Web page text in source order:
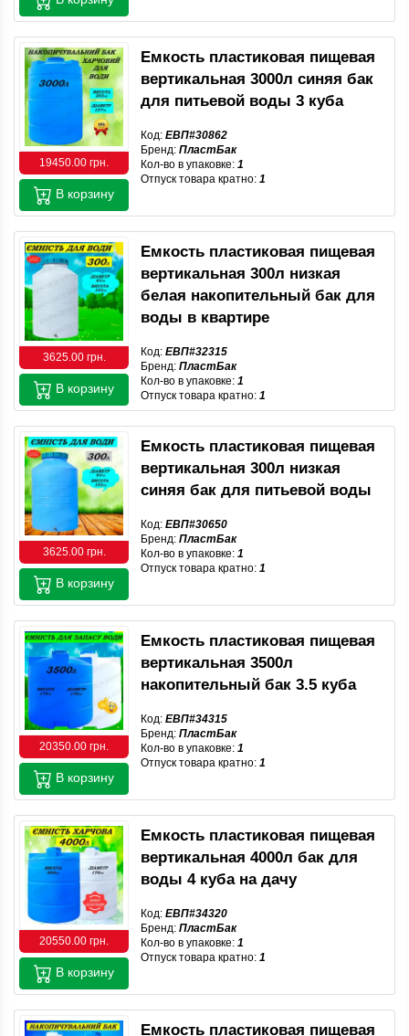
19450.00 грн.
Емкость пластиковая пищевая
вертикальная 3000л синяя бак
для питьевой воды 3 куба
Код: ЕВП#30862
Бренд: ПластБак
Кол-во в упаковке: 1
Отпуск товара кратно: 1
В корзину
3625.00 грн.
Емкость пластиковая пищевая
вертикальная 300л низкая
белая накопительный бак для
воды в квартире
Код: ЕВП#32315
Бренд: ПластБак
Кол-во в упаковке: 1
Отпуск товара кратно: 1
В корзину
3625.00 грн.
Емкость пластиковая пищевая
вертикальная 300л низкая
синяя бак для питьевой воды
Код: ЕВП#30650
Бренд: ПластБак
Кол-во в упаковке: 1
Отпуск товара кратно: 1
В корзину
20350.00 грн.
Емкость пластиковая пищевая
вертикальная 3500л
накопительный бак 3.5 куба
Код: ЕВП#34315
Бренд: ПластБак
Кол-во в упаковке: 1
Отпуск товара кратно: 1
В корзину
20550.00 грн.
Емкость пластиковая пищевая
вертикальная 4000л бак для
воды 4 куба на дачу
Код: ЕВП#34320
Бренд: ПластБак
Кол-во в упаковке: 1
Отпуск товара кратно: 1
В корзину
Емкость пластиковая пищевая